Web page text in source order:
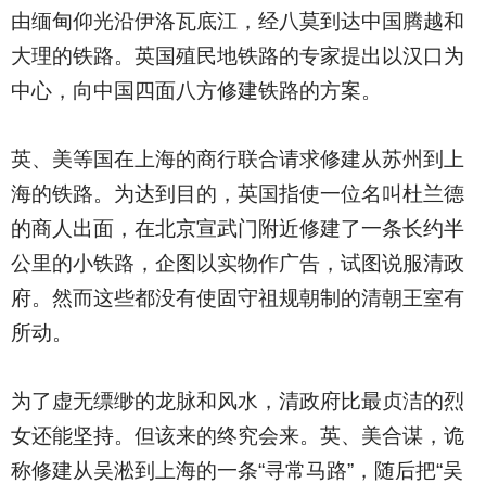
由缅甸仰光沿伊洛瓦底江，经八莫到达中国腾越和
大理的铁路。英国殖民地铁路的专家提出以汉口为
中心，向中国四面八方修建铁路的方案。
英、美等国在上海的商行联合请求修建从苏州到上
海的铁路。为达到目的，英国指使一位名叫杜兰德
的商人出面，在北京宣武门附近修建了一条长约半
公里的小铁路，企图以实物作广告，试图说服清政
府。然而这些都没有使固守祖规朝制的清朝王室有
所动。
为了虚无缥缈的龙脉和风水，清政府比最贞洁的烈
女还能坚持。但该来的终究会来。英、美合谋，诡
称修建从吴淞到上海的一条“寻常马路”，随后把“吴